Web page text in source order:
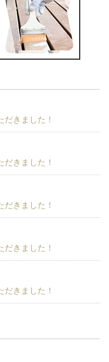
きました！
きました！
きました！
きました！
きました！